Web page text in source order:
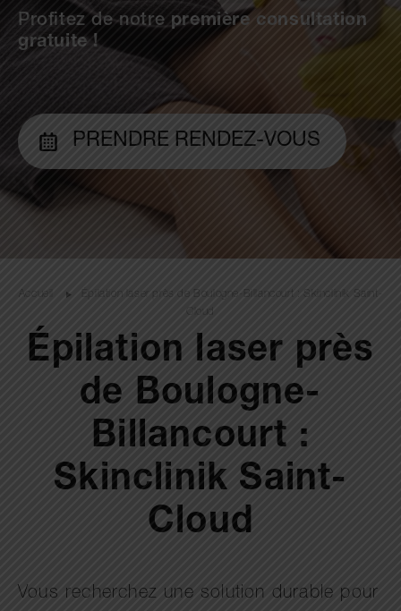
Profitez de notre première consultation
gratuite !
PRENDRE RENDEZ-VOUS
Accueil
Épilation laser près de Boulogne-Billancourt : Skinclinik Saint-
Cloud
Épilation laser près
de Boulogne-
Billancourt :
Skinclinik Saint-
Cloud
Vous recherchez une solution durable pour